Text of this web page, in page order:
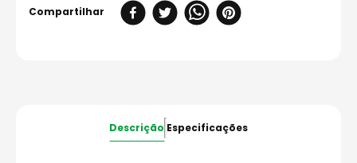
Descrição Especificações